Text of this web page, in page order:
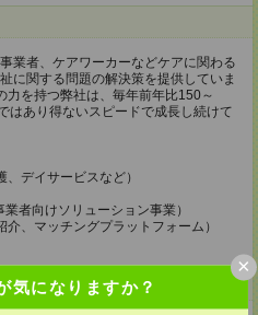
気になりますか？
×
業者、ケアワーカーなどケアに関わる
に関する問題の解決策を提供していま
を持つ弊社は、毎年前年比150～
はあり得ないスピードで成長し続けて
デイサービスなど）
者向けソリューション事業）
、マッチングプラットフォーム）